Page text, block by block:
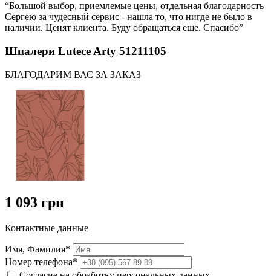
“Большой выбор, приемлемые цены, отдельная благодарность
Сергею за чудесный сервис - нашла то, что нигде не было в
наличии. Ценят клиента. Буду обращаться еще. Спасибо”
Шпалери Lutece Arty 51211105
БЛАГОДАРИМ ВАС ЗА ЗАКАЗ
1 093 грн
Контактные данные
Имя, Фамилия*
Номер телефона*